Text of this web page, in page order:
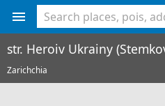
str. Heroiv Ukrainy
Zarichchia
<% console.log(hcard) %>